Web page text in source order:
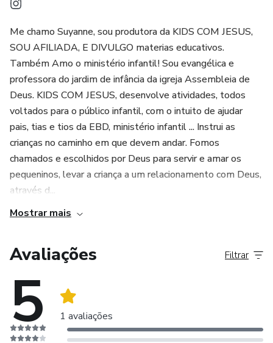
Me chamo Suyanne, sou produtora da KIDS COM JESUS,
SOU AFILIADA, E DIVULGO materias educativos.
Também Amo o ministério infantil! Sou evangélica e
professora do jardim de infância da igreja Assembleia de
Deus. KIDS COM JESUS, desenvolve atividades, todos
voltados para o público infantil, com o intuito de ajudar
pais, tias e tios da EBD, ministério infantil ... Instrui as
crianças no caminho em que devem andar. Fomos
chamados e escolhidos por Deus para servir e amar os
pequeninos, levar a criança a um relacionamento com Deus,
através d...
Mostrar mais
Avaliações
5 1 avaliações
Filtrar